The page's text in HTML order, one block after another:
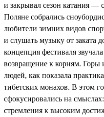
и закрывал сезон катания —
Поляне собрались
любители зимних видов
и слушать музыку от заката
концепция фестиваля
возвращение к корням.
людей, как показала
тибетских монахов. В этом
сфокусировались на
стремления к высоким